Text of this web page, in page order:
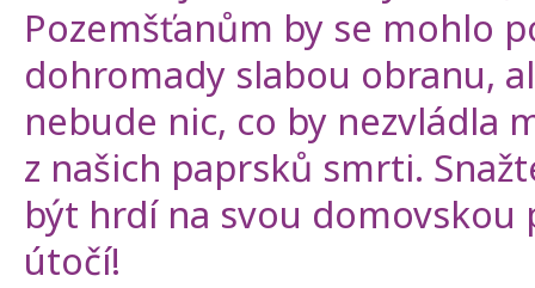
Pozemšťanům by se mohlo
dohromady slabou obranu,
nebude nic, co by nezvládla
z našich paprsků smrti.
být hrdí na svou domovskou
útočí!